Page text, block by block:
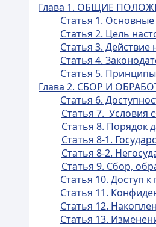
Глава 1. ОБЩИЕ
Статья 1.
Статья 2. Цель
Статья 3. Действие
Статья 4.
Статья 5.
Глава 2. СБОР И
Статья 6.
Статья 7. Условия
Статья 8. Порядок
Статья 8-1.
Статья 8-2.
Статья 9. Сбор,
Статья 10. Доступ
Статья 11.
Статья 12.
Статья 13.